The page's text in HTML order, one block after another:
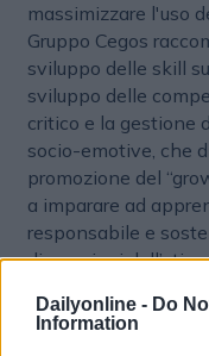
Dailyonline - Do
Information
massimizzare l'uso
Gruppo Cegos
sviluppo delle skill
sviluppo delle
critico e la gestione
socio-emotive, che
promozione del
a imparare ad
responsabile e
dimensioni
strategie di
sfide etiche legate